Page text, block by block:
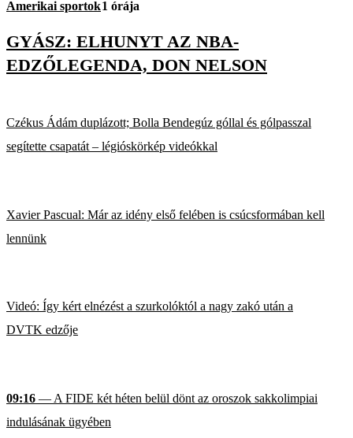
Amerikai sportok1 órája
GYÁSZ: ELHUNYT AZ NBA-
EDZŐLEGENDA, DON NELSON
Czékus Ádám duplázott; Bolla Bendegúz góllal és gólpasszal
segítette csapatát – légióskörkép videókkal
Xavier Pascual: Már az idény első felében is csúcsformában kell
lennünk
Videó: Így kért elnézést a szurkolóktól a nagy zakó után a
DVTK edzője
09:16 — A FIDE két héten belül dönt az oroszok sakkolimpiai
indulásának ügyében